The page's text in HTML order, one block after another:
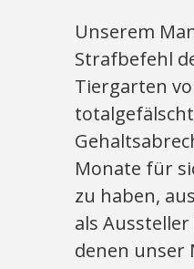
Unserem
Strafbefehl
Tiergarten
Monate für
zu haben,
als
denen unser